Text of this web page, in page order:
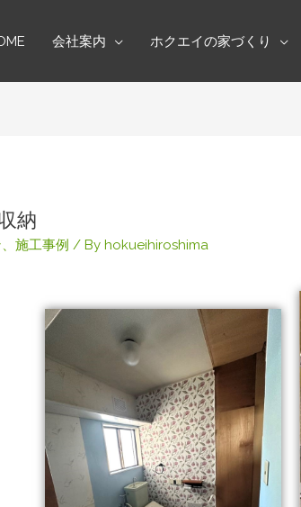
会社案内 ホクエイの家づくり
納
、施工事例 / Byhokueihiroshima